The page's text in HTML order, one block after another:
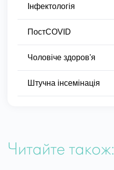
Інфектологія
ПостCOVID
Чоловіче здоров'я
Штучна інсемінація
Читайте також: